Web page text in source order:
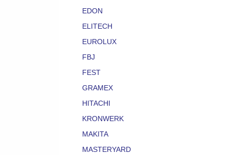
EDON
ELITECH
EUROLUX
FBJ
FEST
GRAMEX
HITACHI
KRONWERK
MAKITA
MASTERYARD